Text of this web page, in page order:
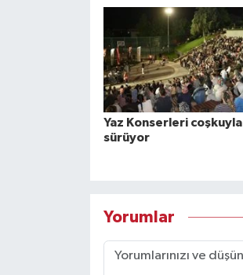
Yaz Konserleri coşkuyla
sürüyor
Yorumlar